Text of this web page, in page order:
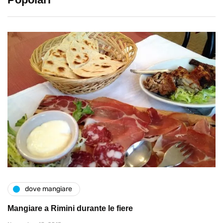
dove mangiare
Mangiare a Rimini durante le fiere